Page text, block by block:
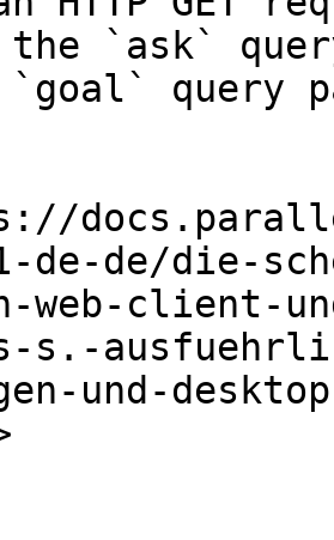
the `ask`
query
de-de/die-
web-client-
s.-
und-